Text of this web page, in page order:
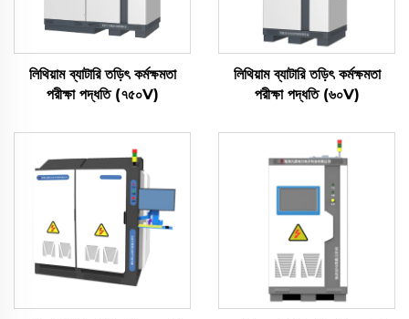
লিথিয়াম ব্যাটারি তড়িৎ কর্মক্ষমতা
পরীক্ষা পদ্ধতি (৭৫০V)
লিথিয়াম ব্যাটারি তড়িৎ কর্মক্ষমতা
পরীক্ষা পদ্ধতি (৬০V)